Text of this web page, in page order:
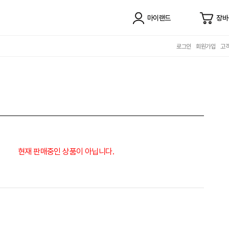
마이랜드 장
로그인 회원가입 고
현재 판매중인 상품이 아닙니다.